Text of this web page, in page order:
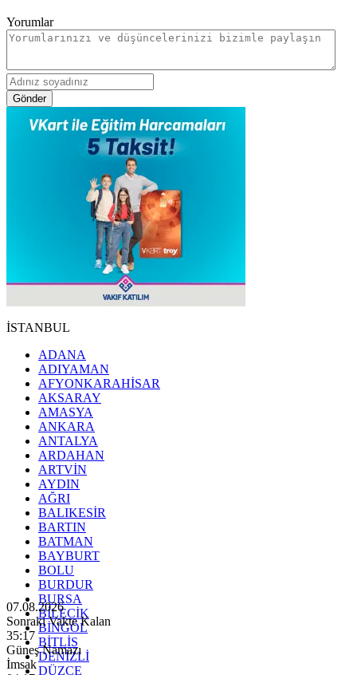
Yorumlar
Gönder
İSTANBUL
ADANA
ADIYAMAN
AFYONKARAHİSAR
AKSARAY
AMASYA
ANKARA
ANTALYA
ARDAHAN
ARTVİN
AYDIN
AĞRI
BALIKESİR
BARTIN
BATMAN
BAYBURT
BOLU
BURDUR
BURSA
BİLECİK
BİNGÖL
BİTLİS
DENİZLİ
DÜZCE
07.08.2026
Sonraki Vakte Kalan
35:15
Güneş Namazı
İmsak